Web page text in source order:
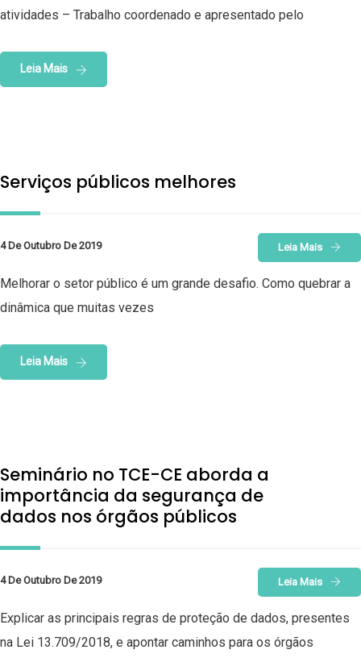
atividades – Trabalho coordenado e apresentado pelo
Leia Mais
Serviços públicos melhores
4 De Outubro De 2019 Leia Mais
Melhorar o setor público é um grande desafio. Como quebrar a
dinâmica que muitas vezes
Leia Mais
Seminário no TCE-CE aborda a
importância da segurança de
dados nos órgãos públicos
4 De Outubro De 2019 Leia Mais
Explicar as principais regras de proteção de dados, presentes
na Lei 13.709/2018, e apontar caminhos para os órgãos